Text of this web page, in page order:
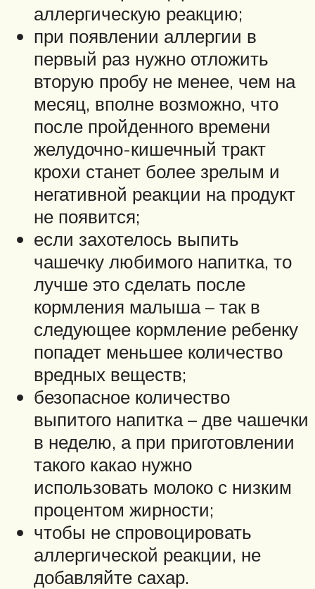
аллергическую реакцию;
при появлении аллергии в
первый раз нужно отложить
вторую пробу не менее, чем на
месяц, вполне возможно, что
после пройденного времени
желудочно-кишечный тракт
крохи станет более зрелым и
негативной реакции на продукт
не появится;
если захотелось выпить
чашечку любимого напитка, то
лучше это сделать после
кормления малыша – так в
следующее кормление ребенку
попадет меньшее количество
вредных веществ;
безопасное количество
выпитого напитка – две чашечки
в неделю, а при приготовлении
такого какао нужно
использовать молоко с низким
процентом жирности;
чтобы не спровоцировать
аллергической реакции, не
добавляйте сахар.